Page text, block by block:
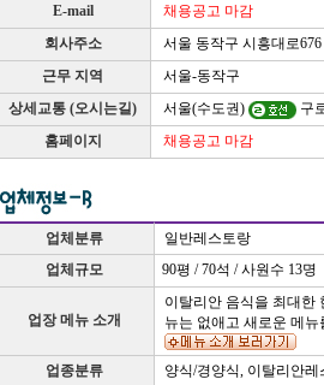
E-mail
채용공고 마감
회사주소
서울 동작구 시흥대로
근무 지역
서울-동작구
상세교통 (오시는길)
서울(수도권)
구
홈페이지
채용공고 마감
업체분류
일반레스토랑
업체규모
90평 / 70석 / 사원수 13명
업장 메뉴 소개
이탈리안 음식을 최대한
뉴는 없애고 새로운 메
업종분류 양식/경양식, 이탈리안